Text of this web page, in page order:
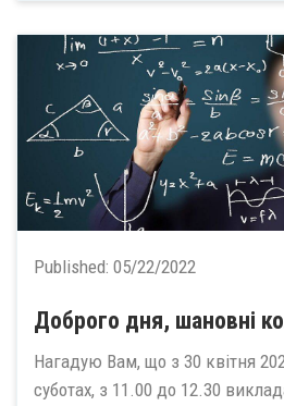
Published: 05/22/2022
Доброго дня, шановні
Нагадую Вам, що з 30 квітня
суботах, з 11.00 до 12.30